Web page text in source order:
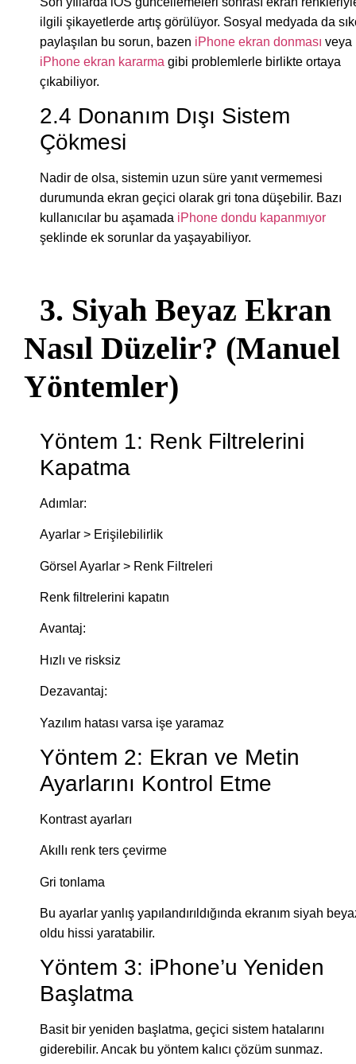
ilgili şikayetlerde artış görülüyor. Sosyal medyada da
paylaşılan bu sorun, bazen iPhone ekran donması veya
iPhone ekran kararma gibi problemlerle birlikte ortaya
çıkabiliyor.
2.4 Donanım Dışı Sistem
Çökmesi
Nadir de olsa, sistemin uzun süre yanıt vermemesi
durumunda ekran geçici olarak gri tona düşebilir. Bazı
kullanıcılar bu aşamada iPhone dondu kapanmıyor
şeklinde ek sorunlar da yaşayabiliyor.
3. Siyah Beyaz Ekran
Nasıl Düzelir? (Manuel
Yöntemler)
Yöntem 1: Renk Filtrelerini
Kapatma
Adımlar:
Ayarlar > Erişilebilirlik
Görsel Ayarlar > Renk Filtreleri
Renk filtrelerini kapatın
Avantaj:
Hızlı ve risksiz
Dezavantaj:
Yazılım hatası varsa işe yaramaz
Yöntem 2: Ekran ve Metin
Ayarlarını Kontrol Etme
Kontrast ayarları
Akıllı renk ters çevirme
Gri tonlama
Bu ayarlar yanlış yapılandırıldığında ekranım siyah
oldu hissi yaratabilir.
Yöntem 3: iPhone’u Yeniden
Başlatma
Basit bir yeniden başlatma, geçici sistem hatalarını
giderebilir. Ancak bu yöntem kalıcı çözüm sunmaz.